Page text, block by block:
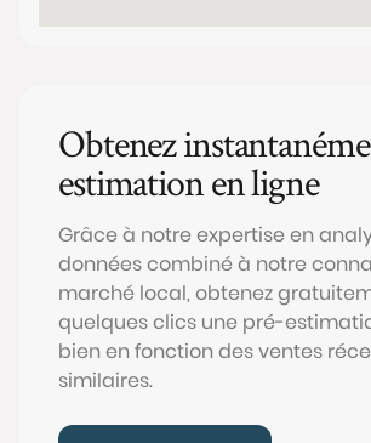
Obtenez
estimation en ligne
Grâce à notre expertise en
données combiné à notre
marché local, obtenez
quelques clics une pré-
bien en fonction des ventes
similaires.